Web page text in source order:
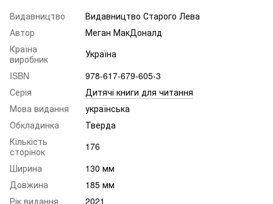
Видавництво
Видавництво Старого Лева
Автор
Меган МакДоналд
Країна
виробник
Україна
ISBN
978-617-679-605-3
Серія
Дитячі книги для читання
Мова видання
українська
Обкладинка
Тверда
Кількість
сторінок
176
Ширина
130 мм
Довжина
185 мм
Рік видання
2021